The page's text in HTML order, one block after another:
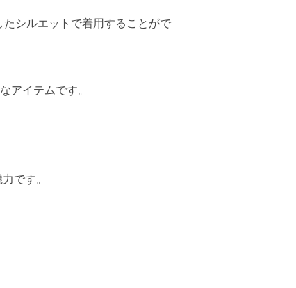
シルエットで着用することがで
アイテムです。
です。